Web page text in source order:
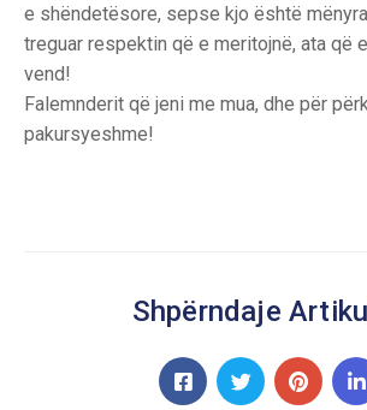
e shëndetësore, sepse kjo është
treguar respektin që e meritojnë, ata që
vend!
Falemnderit që jeni me mua, dhe për
pakursyeshme!
Shpërndaje